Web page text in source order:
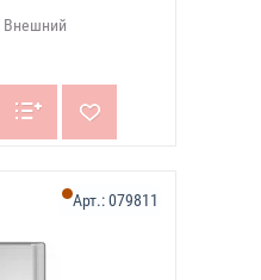
Внешний
Арт.:079811